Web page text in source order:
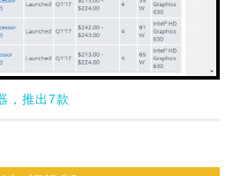
，推出7款